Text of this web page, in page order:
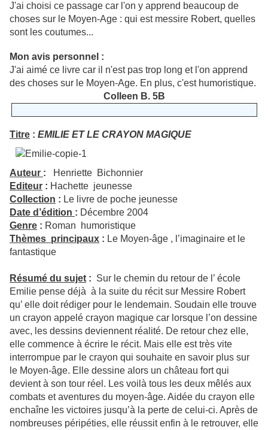
J'ai choisi ce passage car l'on y apprend beaucoup de
choses sur le Moyen-Age : qui est messire Robert, quelles
sont les coutumes...
Mon avis personnel :
J'ai aimé ce livre car il n'est pas trop long et l'on apprend
des choses sur le Moyen-Age. En plus, c'est humoristique.
Colleen B. 5B
Titre : EMILIE ET LE CRAYON MAGIQUE
Auteur : Henriette Bichonnier
Editeur : Hachette jeunesse
Collection : Le livre de poche jeunesse
Date d’édition : Décembre 2004
Genre : Roman humoristique
Thèmes principaux : Le Moyen-âge , l’imaginaire et le
fantastique
Résumé du sujet : Sur le chemin du retour de l’ école
Emilie pense déjà à la suite du récit sur Messire Robert
qu’ elle doit rédiger pour le lendemain. Soudain elle trouve
un crayon appelé crayon magique car lorsque l’on dessine
avec, les dessins deviennent réalité. De retour chez elle,
elle commence à écrire le récit. Mais elle est très vite
interrompue par le crayon qui souhaite en savoir plus sur
le Moyen-âge. Elle dessine alors un château fort qui
devient à son tour réel. Les voilà tous les deux mêlés aux
combats et aventures du moyen-âge. Aidée du crayon elle
enchaîne les victoires jusqu’à la perte de celui-ci. Après de
nombreuses péripéties, elle réussit enfin à le retrouver, elle